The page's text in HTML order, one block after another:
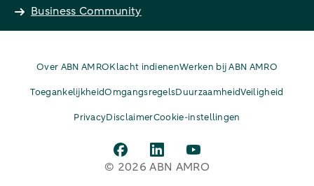
Business Community
Over ABN AMROKlacht indienenWerken bij ABN AMRO
ToegankelijkheidOmgangsregelsDuurzaamheidVeiligheid
PrivacyDisclaimerCookie-instellingen
© 2026 ABN AMRO